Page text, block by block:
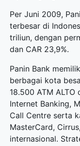
Per Juni 2009,
terbesar di
triliun, dengan
dan CAR 23,9%.
Panin Bank
berbagai kota
18.500 ATM ALTO
Internet Banking,
Call Centre serta
MasterCard,
internasional.